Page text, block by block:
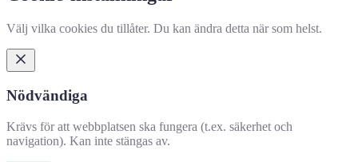
Välj vilka cookies du tillåter. Du kan ändra detta när som helst.
Nödvändiga
Krävs för att webbplatsen ska fungera (t.ex. säkerhet och
navigation). Kan inte stängas av.